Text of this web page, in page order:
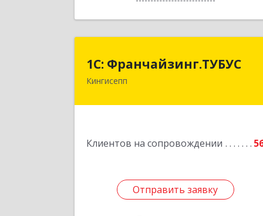
1С: Франчайзинг.ТУБУС
Кингисепп
Клиентов на сопровождении
Отправить заявку
1С: Франчайзинг.ТУБУС
Отправить заявку